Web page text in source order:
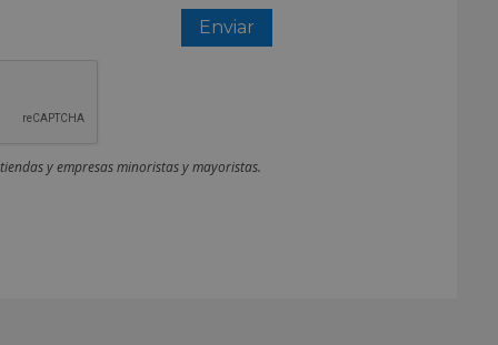
y empresas minoristas y mayoristas.